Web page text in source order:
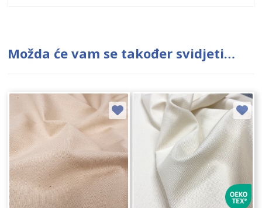
Možda će vam se također svidjeti…